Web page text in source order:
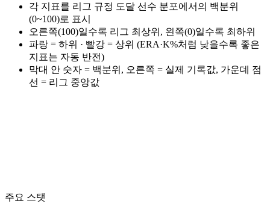
각 지표를 리그 규정 도달 선수 분포에서의 백분위
(0~100)로 표시
오른쪽(100)일수록 리그 최상위, 왼쪽(0)일수록 최하위
파랑 = 하위 · 빨강 = 상위 (ERA·K%처럼 낮을수록 좋은
지표는 자동 반전)
막대 안 숫자 = 백분위, 오른쪽 = 실제 기록값, 가운데 점
선 = 리그 중앙값
주요 스탯